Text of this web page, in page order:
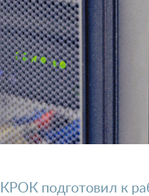
КРОК подготовил к
Prev